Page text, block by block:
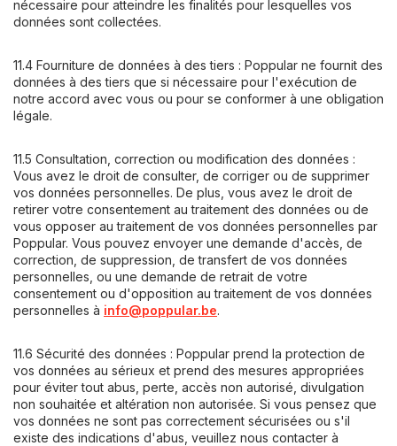
nécessaire pour atteindre les finalités pour lesquelles vos
données sont collectées.
11.4 Fourniture de données à des tiers : Poppular ne fournit des
données à des tiers que si nécessaire pour l'exécution de
notre accord avec vous ou pour se conformer à une obligation
légale.
11.5 Consultation, correction ou modification des données :
Vous avez le droit de consulter, de corriger ou de supprimer
vos données personnelles. De plus, vous avez le droit de
retirer votre consentement au traitement des données ou de
vous opposer au traitement de vos données personnelles par
Poppular. Vous pouvez envoyer une demande d'accès, de
correction, de suppression, de transfert de vos données
personnelles, ou une demande de retrait de votre
consentement ou d'opposition au traitement de vos données
personnelles à info@poppular.be.
11.6 Sécurité des données : Poppular prend la protection de
vos données au sérieux et prend des mesures appropriées
pour éviter tout abus, perte, accès non autorisé, divulgation
non souhaitée et altération non autorisée. Si vous pensez que
vos données ne sont pas correctement sécurisées ou s'il
existe des indications d'abus, veuillez nous contacter à